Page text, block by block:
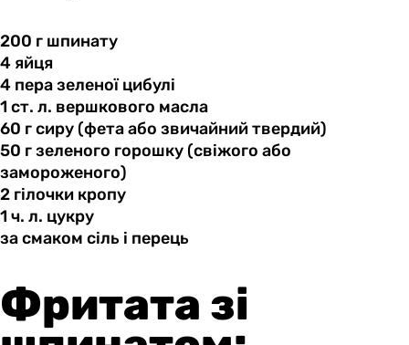
200 г шпинату
4 яйця
4 перазеленоїцибулі
1 ст. л. вершкового масла
60 гсиру(фета або звичайний твердий)
50 гзеленого горошку (свіжого або
замороженого)
2 гілочки кропу
1 ч. л. цукру
за смаком сіль і перець
Фритата зі